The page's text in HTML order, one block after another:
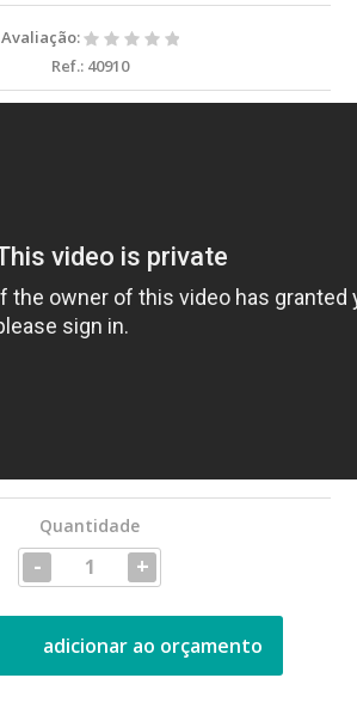
Avaliação:
Ref.: 40910
Quantidade
+
-
adicionar ao orçamento